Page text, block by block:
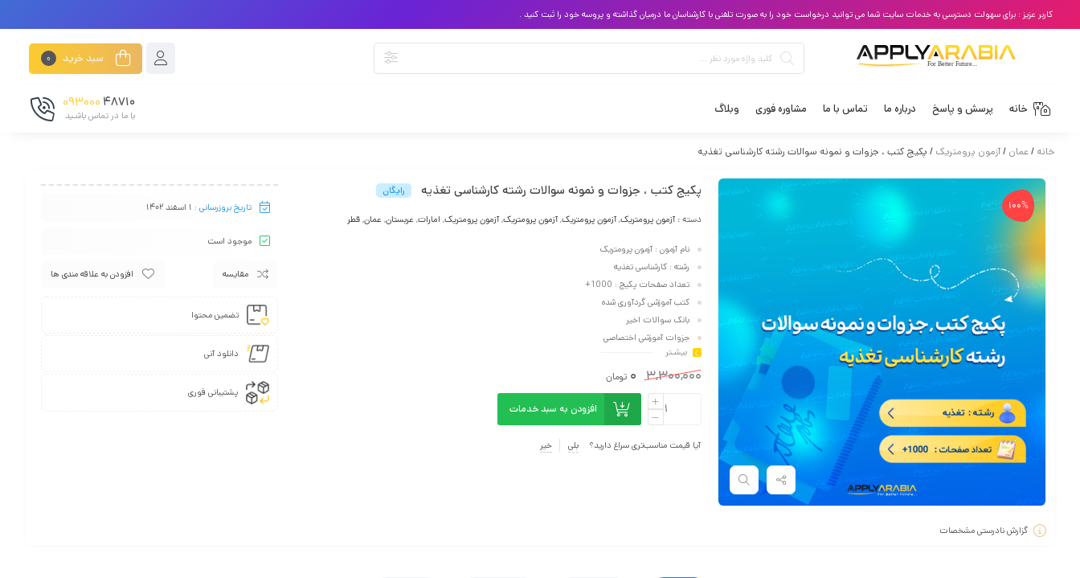
کاربر عزیز : برای سهولت دسترسی به خدمات سایت شما می توانید درخواست خود را به صورت تلفنی با کارشناسان ما درمیان گذاشته و پروسه خود را ثبت کنید .
سبد خرید 0
خانه پرسش و پاسخ درباره ما تماس با ما مشاوره فوری وبلاگ 48710
093000
با ما در تماس باشـید
خانه /عمان /آزمون پرومتریک / پکیج کتب ، جزوات و نمونه سوالات رشته کارشناسی تغذیه
100%
گزارش نادرستی مشخصات
پکیج کتب ، جزوات و نمونه سوالات رشته کارشناسی تغذیه رایگان
دسته :آزمون پرومتریک,آزمون پرومتریک,آزمون پرومتریک,آزمون پرومتریک, امارات,عربستان,عمان,قطر
نام آزمون : آزمون پرومتریک
رشته : کارشناسی تغذیه
تعداد صفحات پکیج : 1000+
کتب آموزشی گردآوری شده
بانک سوالات اخیر
جزوات آموزشی اختصاصی
پسورد : applyarabia.com
بیشـتر
3,300,000
0 تومان
افزودن به سبد خدمات
آیا قیمت مناسب‌تری سراغ دارید؟ بلی خیر
تاریخ بروزرسانی : 1 اسفند 1402
موجود است
مقایسه افزودن به علاقه مندی ها
تضمین محتوا
دانلود آنی
پشتیبانی فوری